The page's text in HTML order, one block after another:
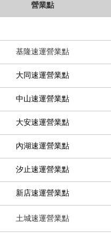
營業點
基隆速運營業點
大同速運營業點
中山速運營業點
大安速運營業點
內湖速運營業點
汐止速運營業點
新店速運營業點
土城速運營業點